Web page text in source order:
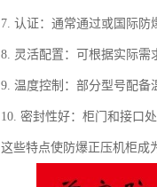
7. 认证：通常通过或国际防
8. 灵活配置：可根据实际需
9. 温度控制：部分型号配备
10. 密封性好：柜门和接口
这些特点使防爆正压机柜成